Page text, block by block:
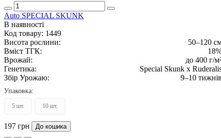
Auto SPECIAL SKUNK
В наявності
Код товару: 1449
Висота рослини:
50–120
Вміст ТГК:
Врожай:
до 400 г/
Генетика:
Special Skunk x
Збір Урожаю:
9–10
Упаковка:
5 шт. 10 шт.
197 грн До кошика